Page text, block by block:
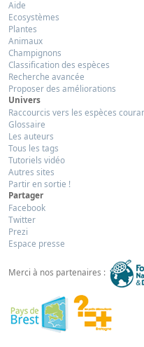
Aide
Ecosystèmes
Plantes
Animaux
Champignons
Classification des espèces
Recherche avancée
Proposer des améliorations
Univers
Raccourcis vers les espèces
Glossaire
Les auteurs
Tous les tags
Tutoriels vidéo
Autres sites
Partir en sortie !
Partager
Facebook
Twitter
Prezi
Espace presse
Merci à nos partenaires :